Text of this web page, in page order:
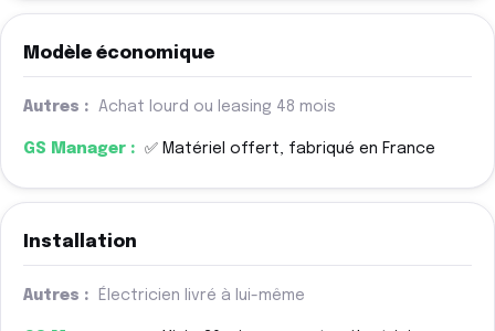
Modèle économique
Achat lourd ou leasing 48 mois
✅ Matériel offert, fabriqué en France
Installation
Électricien livré à lui-même